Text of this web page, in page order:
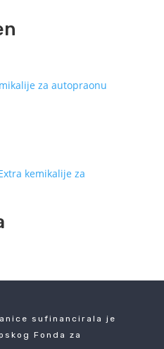
sufinancirala je
Fonda za